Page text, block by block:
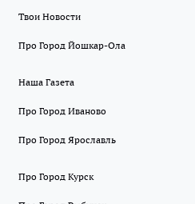
Твои Новости
Про Город Йошкар-Ола
Наша Газета
Про Город Иваново
Про Город Ярославль
Про Город Курск